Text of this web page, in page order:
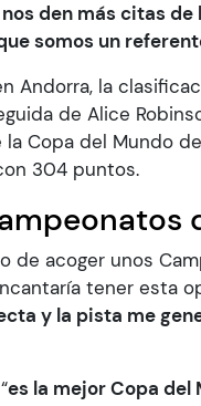
den más citas de
somos un
Andorra, la
de Alice
Copa del Mundo
304 puntos.
de acoger unos
tener esta
y la pista me
es la mejor Copa del